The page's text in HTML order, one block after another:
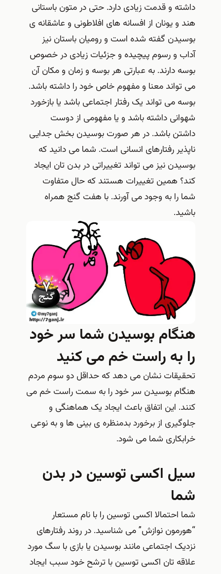
داشته و قدمت زیادی دارد. حتی در متون باستانی
هند و یونان از افسانه های افلاطونی و عاشقانه ی
بوسیدن گفته شده است و رومیان باستان نیز
آداب و رسوم پیچیده و جزئیات زیادی در خصوص
بوسه دارند. به عبارتی هر بوسه و زمان و مکان آن
می تواند معنا و مفهوم خاص خود را داشته باشد.
بوسه می تواند یک رفتار اجتماعی باشد یا بازخورد
شهوانی داشته باشد و یا مفهومی از دوست
داشتن باشد. در هر صورت بوسیدن بخش جدایی
ناپذیر رفتارهای انسانی است. شما می دانید که
بوسیدن نیز می تواند تغییراتی در بدن تان ایجاد
کند؟ همین تغییرات هستند که حال متفاوت
شما را به وجود می آورند. با هفت گنج همراه
باشید.
هنگام بوسیدن شما سر خود
را به راست خم می کنید
تحقیقات نشان می دهد که حداقل دو سوم مردم
هنگام بوسیدن سر خود را به سمت راست خم می
کنند. این اتفاق باعث ایجاد یک هماهنگی و
جلوگیری از برخورد بدمنظره ی بینی ها و به نوعی
خرابکاری شما می شود.
سیل اکسی توسین در بدن
شما
شما احتمالا اکسی توسین را با نام مستعار
“هورمون نوازش” می شناسید. در روند رفتارهای
نزدیک اجتماعی مانند بوسیدن یا بازی با سگ مورد
علاقه تان اکسی توسین با ترشح خود سبب ایجاد